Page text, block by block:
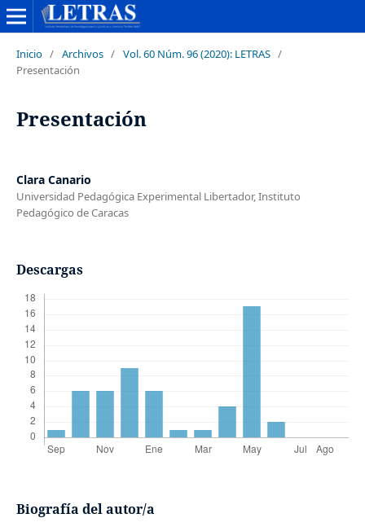
Inicio / Archivos / Vol. 60 Núm. 96 (2020): LETRAS /
Presentación
Presentación
Clara Canario
Universidad Pedagógica Experimental Libertador, Instituto
Pedagógico de Caracas
Descargas
Biografía del autor/a